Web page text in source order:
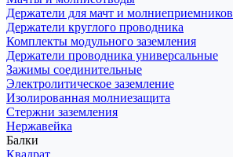
Держатели для мачт и молниеприемников
Держатели круглого проводника
Комплекты модульного заземления
Держатели проводника универсальные
Зажимы соединительные
Электролитическое заземление
Изолированная молниезащита
Стержни заземления
Нержавейка
Балки
Квадрат